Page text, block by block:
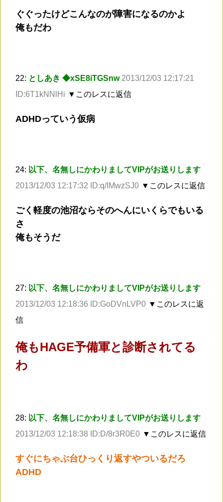
ぐぐったけどこんなのが障害になるのかよ
俺もだわ
22: としあき ◆xSE8iTGSnw 2013/12/03 12:17:21
ID:6T1kNNlHi ▼このレスに返信
ADHDっていう仮病
24: 以下、名無しにかわりましてVIPがお送りします
2013/12/03 12:17:32 ID:q/IMwzSJ0 ▼このレスに返信
ごく軽度の池沼ならそのへんにいくらでもいる
さ
俺もそうだ
27: 以下、名無しにかわりましてVIPがお送りします
2013/12/03 12:18:36 ID:GoDVnLVP0 ▼このレスに返
信
俺もHAGE予備軍と診断されてる
わ
28: 以下、名無しにかわりましてVIPがお送りします
2013/12/03 12:18:38 ID:D/8r3R0E0 ▼このレスに返信
すぐにちゃぶ台ひっくり返すやついるだろ
ADHD